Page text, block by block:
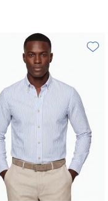
favorieten